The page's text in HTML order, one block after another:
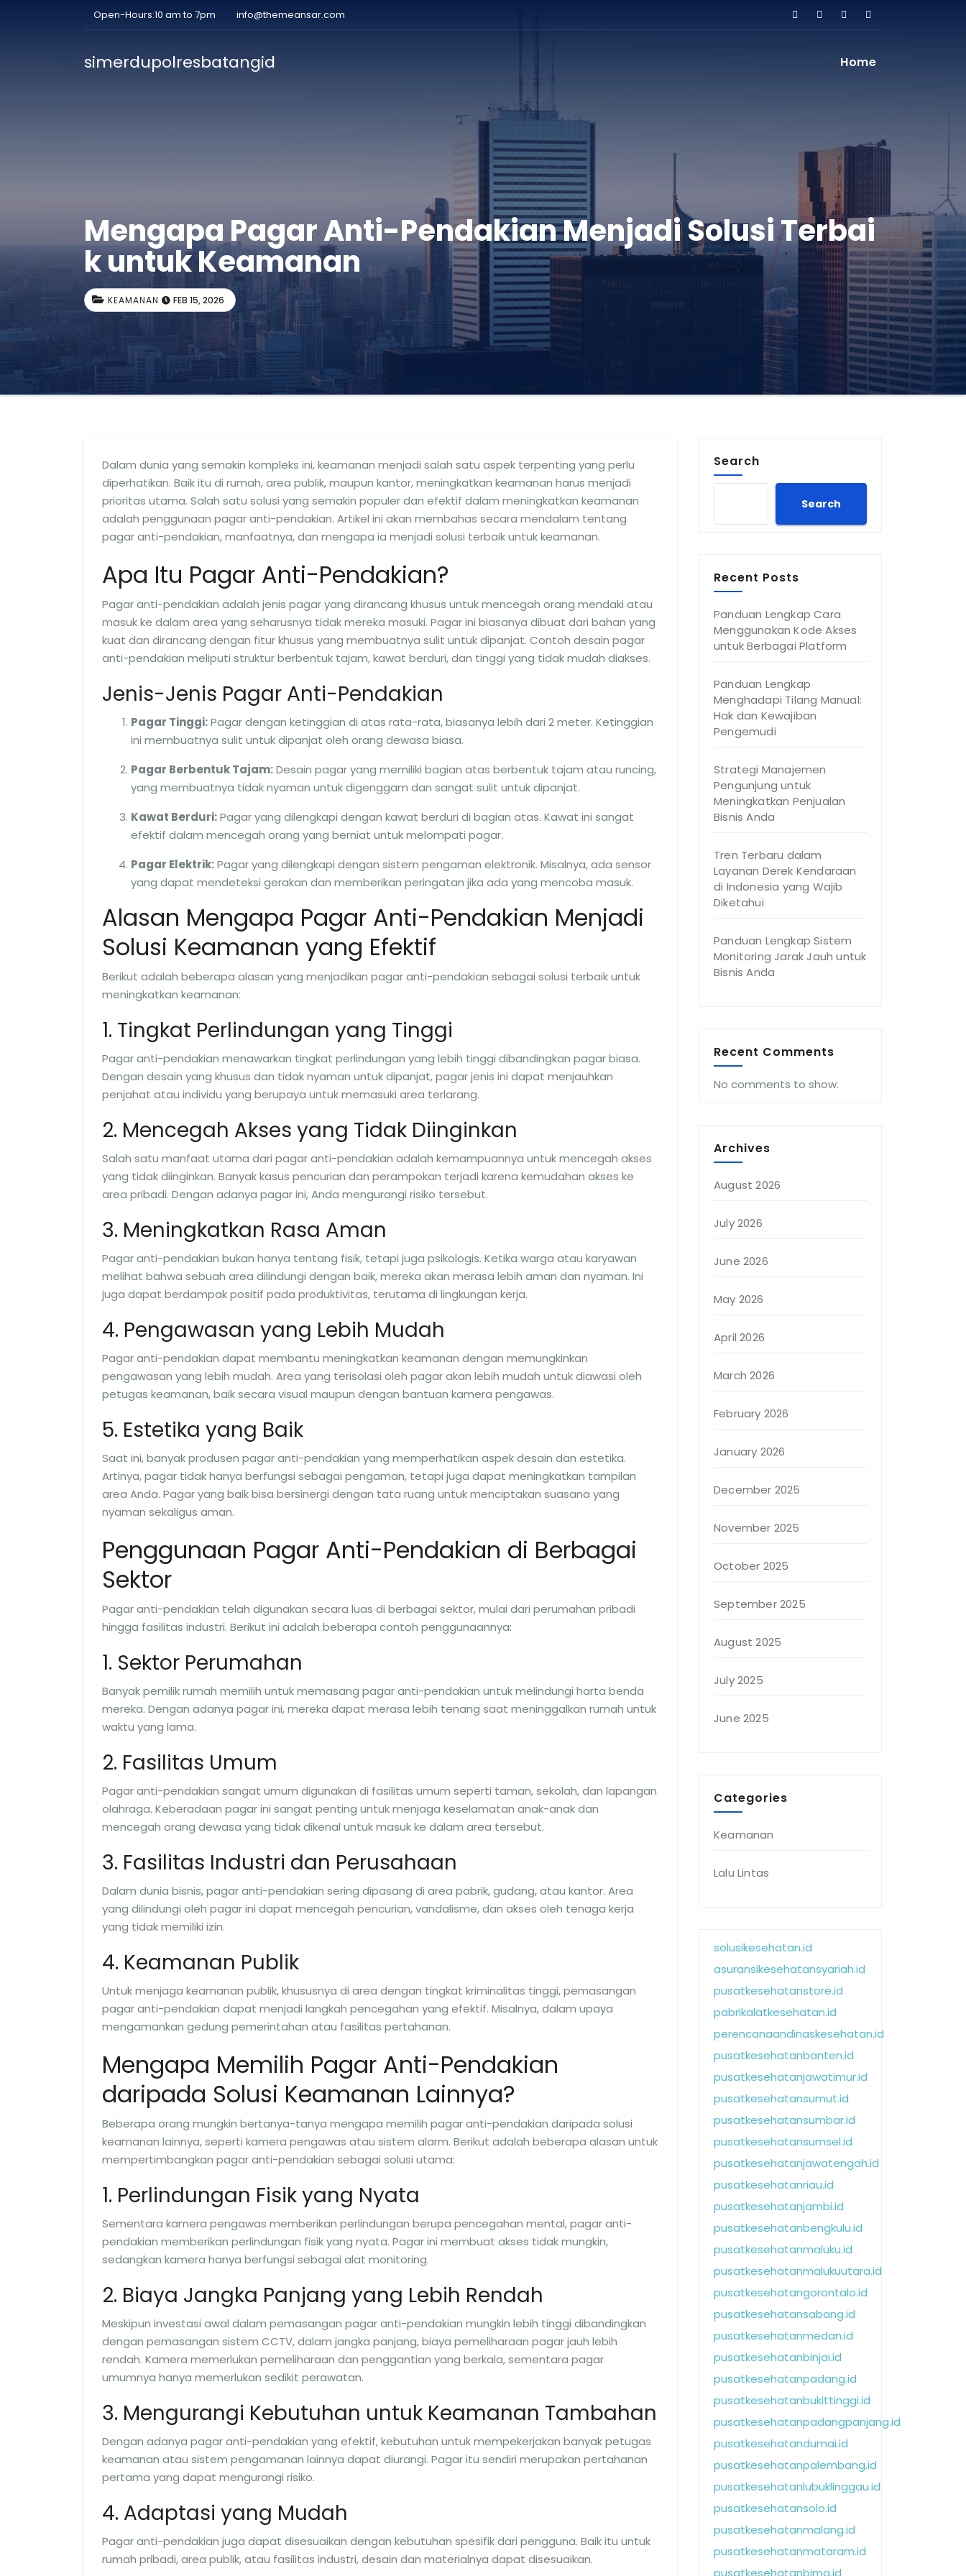
Open-Hours:10 am to 7pm info@themeansar.com
simerdupolresbatangid Home
Mengapa Pagar Anti-Pendakian Menjadi Solusi Terbai
k untuk Keamanan
KEAMANAN FEB 15, 2026
Dalam dunia yang semakin kompleks ini, keamanan menjadi salah satu aspek terpenting yang perlu
diperhatikan. Baik itu di rumah, area publik, maupun kantor, meningkatkan keamanan harus menjadi
prioritas utama. Salah satu solusi yang semakin populer dan efektif dalam meningkatkan keamanan
adalah penggunaan pagar anti-pendakian. Artikel ini akan membahas secara mendalam tentang
pagar anti-pendakian, manfaatnya, dan mengapa ia menjadi solusi terbaik untuk keamanan.
Apa Itu Pagar Anti-Pendakian?
Pagar anti-pendakian adalah jenis pagar yang dirancang khusus untuk mencegah orang mendaki atau
masuk ke dalam area yang seharusnya tidak mereka masuki. Pagar ini biasanya dibuat dari bahan yang
kuat dan dirancang dengan fitur khusus yang membuatnya sulit untuk dipanjat. Contoh desain pagar
anti-pendakian meliputi struktur berbentuk tajam, kawat berduri, dan tinggi yang tidak mudah diakses.
Jenis-Jenis Pagar Anti-Pendakian
Pagar Tinggi:Pagar dengan ketinggian di atas rata-rata, biasanya lebih dari 2 meter. Ketinggian
ini membuatnya sulit untuk dipanjat oleh orang dewasa biasa.
Pagar Berbentuk Tajam:Desain pagar yang memiliki bagian atas berbentuk tajam atau runcing,
yang membuatnya tidak nyaman untuk digenggam dan sangat sulit untuk dipanjat.
Kawat Berduri:Pagar yang dilengkapi dengan kawat berduri di bagian atas. Kawat ini sangat
efektif dalam mencegah orang yang berniat untuk melompati pagar.
Pagar Elektrik:Pagar yang dilengkapi dengan sistem pengaman elektronik. Misalnya, ada sensor
yang dapat mendeteksi gerakan dan memberikan peringatan jika ada yang mencoba masuk.
Alasan Mengapa Pagar Anti-Pendakian Menjadi
Solusi Keamanan yang Efektif
Berikut adalah beberapa alasan yang menjadikan pagar anti-pendakian sebagai solusi terbaik untuk
meningkatkan keamanan:
1. Tingkat Perlindungan yang Tinggi
Pagar anti-pendakian menawarkan tingkat perlindungan yang lebih tinggi dibandingkan pagar biasa.
Dengan desain yang khusus dan tidak nyaman untuk dipanjat, pagar jenis ini dapat menjauhkan
penjahat atau individu yang berupaya untuk memasuki area terlarang.
2. Mencegah Akses yang Tidak Diinginkan
Salah satu manfaat utama dari pagar anti-pendakian adalah kemampuannya untuk mencegah akses
yang tidak diinginkan. Banyak kasus pencurian dan perampokan terjadi karena kemudahan akses ke
area pribadi. Dengan adanya pagar ini, Anda mengurangi risiko tersebut.
3. Meningkatkan Rasa Aman
Pagar anti-pendakian bukan hanya tentang fisik, tetapi juga psikologis. Ketika warga atau karyawan
melihat bahwa sebuah area dilindungi dengan baik, mereka akan merasa lebih aman dan nyaman. Ini
juga dapat berdampak positif pada produktivitas, terutama di lingkungan kerja.
4. Pengawasan yang Lebih Mudah
Pagar anti-pendakian dapat membantu meningkatkan keamanan dengan memungkinkan
pengawasan yang lebih mudah. Area yang terisolasi oleh pagar akan lebih mudah untuk diawasi oleh
petugas keamanan, baik secara visual maupun dengan bantuan kamera pengawas.
5. Estetika yang Baik
Saat ini, banyak produsen pagar anti-pendakian yang memperhatikan aspek desain dan estetika.
Artinya, pagar tidak hanya berfungsi sebagai pengaman, tetapi juga dapat meningkatkan tampilan
area Anda. Pagar yang baik bisa bersinergi dengan tata ruang untuk menciptakan suasana yang
nyaman sekaligus aman.
Penggunaan Pagar Anti-Pendakian di Berbagai
Sektor
Pagar anti-pendakian telah digunakan secara luas di berbagai sektor, mulai dari perumahan pribadi
hingga fasilitas industri. Berikut ini adalah beberapa contoh penggunaannya:
1. Sektor Perumahan
Banyak pemilik rumah memilih untuk memasang pagar anti-pendakian untuk melindungi harta benda
mereka. Dengan adanya pagar ini, mereka dapat merasa lebih tenang saat meninggalkan rumah untuk
waktu yang lama.
2. Fasilitas Umum
Pagar anti-pendakian sangat umum digunakan di fasilitas umum seperti taman, sekolah, dan lapangan
olahraga. Keberadaan pagar ini sangat penting untuk menjaga keselamatan anak-anak dan
mencegah orang dewasa yang tidak dikenal untuk masuk ke dalam area tersebut.
3. Fasilitas Industri dan Perusahaan
Dalam dunia bisnis, pagar anti-pendakian sering dipasang di area pabrik, gudang, atau kantor. Area
yang dilindungi oleh pagar ini dapat mencegah pencurian, vandalisme, dan akses oleh tenaga kerja
yang tidak memiliki izin.
4. Keamanan Publik
Untuk menjaga keamanan publik, khususnya di area dengan tingkat kriminalitas tinggi, pemasangan
pagar anti-pendakian dapat menjadi langkah pencegahan yang efektif. Misalnya, dalam upaya
mengamankan gedung pemerintahan atau fasilitas pertahanan.
Mengapa Memilih Pagar Anti-Pendakian
daripada Solusi Keamanan Lainnya?
Beberapa orang mungkin bertanya-tanya mengapa memilih pagar anti-pendakian daripada solusi
keamanan lainnya, seperti kamera pengawas atau sistem alarm. Berikut adalah beberapa alasan untuk
mempertimbangkan pagar anti-pendakian sebagai solusi utama:
1. Perlindungan Fisik yang Nyata
Sementara kamera pengawas memberikan perlindungan berupa pencegahan mental, pagar anti-
pendakian memberikan perlindungan fisik yang nyata. Pagar ini membuat akses tidak mungkin,
sedangkan kamera hanya berfungsi sebagai alat monitoring.
2. Biaya Jangka Panjang yang Lebih Rendah
Meskipun investasi awal dalam pemasangan pagar anti-pendakian mungkin lebih tinggi dibandingkan
dengan pemasangan sistem CCTV, dalam jangka panjang, biaya pemeliharaan pagar jauh lebih
rendah. Kamera memerlukan pemeliharaan dan penggantian yang berkala, sementara pagar
umumnya hanya memerlukan sedikit perawatan.
3. Mengurangi Kebutuhan untuk Keamanan Tambahan
Dengan adanya pagar anti-pendakian yang efektif, kebutuhan untuk mempekerjakan banyak petugas
keamanan atau sistem pengamanan lainnya dapat diurangi. Pagar itu sendiri merupakan pertahanan
pertama yang dapat mengurangi risiko.
4. Adaptasi yang Mudah
Pagar anti-pendakian juga dapat disesuaikan dengan kebutuhan spesifik dari pengguna. Baik itu untuk
rumah pribadi, area publik, atau fasilitas industri, desain dan materialnya dapat disesuaikan.
Search
Search
Recent Posts
Panduan Lengkap Cara
Menggunakan Kode Akses
untuk Berbagai Platform
Panduan Lengkap
Menghadapi Tilang Manual:
Hak dan Kewajiban
Pengemudi
Strategi Manajemen
Pengunjung untuk
Meningkatkan Penjualan
Bisnis Anda
Tren Terbaru dalam
Layanan Derek Kendaraan
di Indonesia yang Wajib
Diketahui
Panduan Lengkap Sistem
Monitoring Jarak Jauh untuk
Bisnis Anda
Recent Comments
No comments to show.
Archives
August 2026
July 2026
June 2026
May 2026
April 2026
March 2026
February 2026
January 2026
December 2025
November 2025
October 2025
September 2025
August 2025
July 2025
June 2025
Categories
Keamanan
Lalu Lintas
solusikesehatan.id
asuransikesehatansyariah.id
pusatkesehatanstore.id
pabrikalatkesehatan.id
perencanaandinaskesehatan.id
pusatkesehatanbanten.id
pusatkesehatanjawatimur.id
pusatkesehatansumut.id
pusatkesehatansumbar.id
pusatkesehatansumsel.id
pusatkesehatanjawatengah.id
pusatkesehatanriau.id
pusatkesehatanjambi.id
pusatkesehatanbengkulu.id
pusatkesehatanmaluku.id
pusatkesehatanmalukuutara.id
pusatkesehatangorontalo.id
pusatkesehatansabang.id
pusatkesehatanmedan.id
pusatkesehatanbinjai.id
pusatkesehatanpadang.id
pusatkesehatanbukittinggi.id
pusatkesehatanpadangpanjang.id
pusatkesehatandumai.id
pusatkesehatanpalembang.id
pusatkesehatanlubuklinggau.id
pusatkesehatansolo.id
pusatkesehatanmalang.id
pusatkesehatanmataram.id
pusatkesehatanbima.id